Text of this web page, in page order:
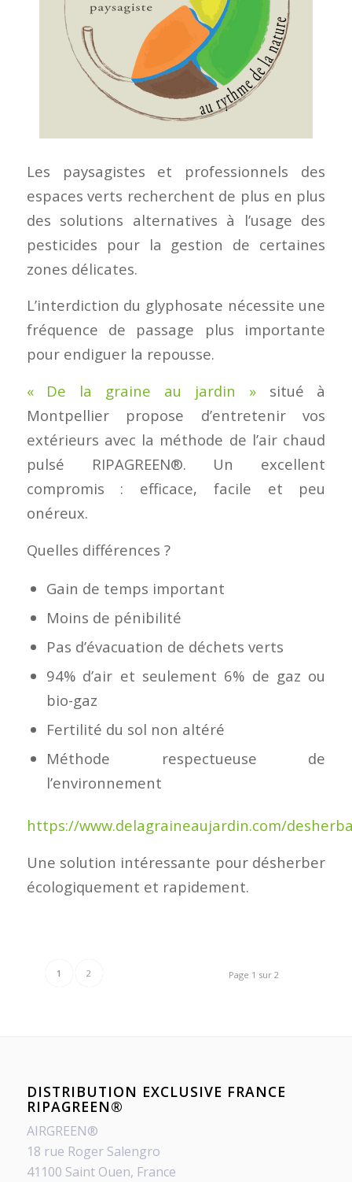
Les paysagistes et professionnels des
espaces verts recherchent de plus en plus
des solutions alternatives à l’usage des
pesticides pour la gestion de certaines
zones délicates.
L’interdiction du glyphosate nécessite une
fréquence de passage plus importante
pour endiguer la repousse.
« De la graine au jardin »situé à
Montpellier propose d’entretenir vos
extérieurs avec la méthode de l’air chaud
pulsé RIPAGREEN®. Un excellent
compromis : efficace, facile et peu
onéreux.
Quelles différences ?
Gain de temps important
Moins de pénibilité
Pas d’évacuation de déchets verts
94% d’air et seulement 6% de gaz ou
bio-gaz
Fertilité du sol non altéré
Méthode respectueuse de
l’environnement
https://www.delagraineaujardin.com/
Une solution intéressante pour désherber
écologiquement et rapidement.
Page 1 sur 2
1 2
DISTRIBUTION EXCLUSIVE FRANCE
RIPAGREEN®
AIRGREEN®
18 rue Roger Salengro
41100 Saint Ouen, France